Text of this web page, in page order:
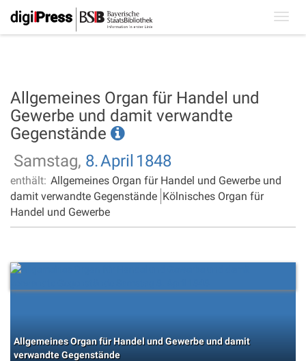
Allgemeines Organ für Handel und
Gewerbe und damit verwandte
Gegenstände
Samstag, 8.April 1848
enthält: Allgemeines Organ für Handel und Gewerbe und
damit verwandte Gegenstände Kölnisches Organ für
Handel und Gewerbe
Allgemeines Organ für Handel und Gewerbe und damit
verwandte Gegenstände